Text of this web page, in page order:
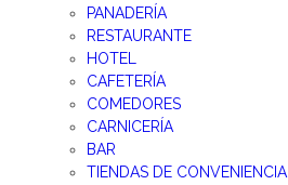
PANADERÍA
RESTAURANTE
HOTEL
CAFETERÍA
COMEDORES
CARNICERÍA
BAR
TIENDAS DE CONVENIENCIA